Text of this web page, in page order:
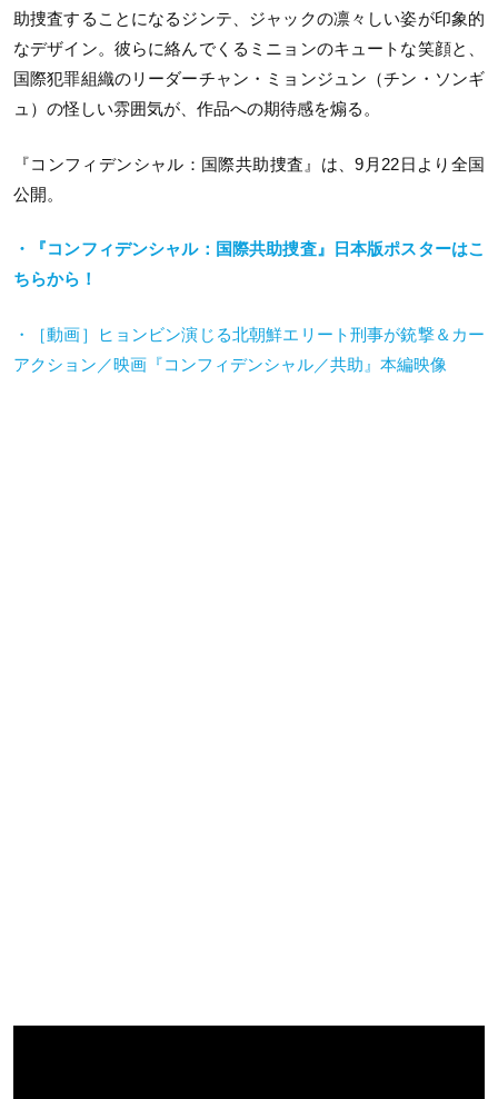
助捜査することになるジンテ、ジャックの凛々しい姿が印象的
なデザイン。彼らに絡んでくるミニョンのキュートな笑顔と、
国際犯罪組織のリーダーチャン・ミョンジュン（チン・ソンギ
ュ）の怪しい雰囲気が、作品への期待感を煽る。
『コンフィデンシャル：国際共助捜査』は、9月22日より全国
公開。
・『コンフィデンシャル：国際共助捜査』日本版ポスターはこ
ちらから！
・［動画］ヒョンビン演じる北朝鮮エリート刑事が銃撃＆カー
アクション／映画『コンフィデンシャル／共助』本編映像